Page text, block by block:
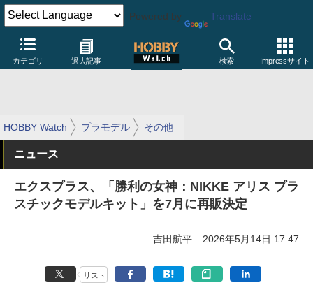
Powered by Translate
カテゴリ 過去記事 検索 Impressサイト
HOBBY Watch プラモデル その他
ニュース
エクスプラス、「勝利の女神：NIKKE アリス プラ
スチックモデルキット」を7月に再販決定
吉田航平 2026年5月14日 17:47
リスト